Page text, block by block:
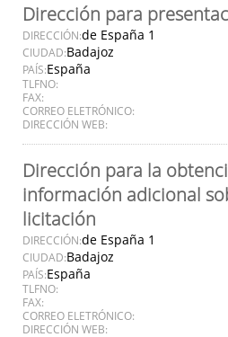
Dirección para
DIRECCIÓN:de España 1
CIUDAD:Badajoz
PAÍS:España
TLFNO:
FAX:
CORREO ELETRÓNICO:
DIRECCIÓN WEB:
Dirección para la
información adicional
licitación
DIRECCIÓN:de España 1
CIUDAD:Badajoz
PAÍS:España
TLFNO:
FAX:
CORREO ELETRÓNICO:
DIRECCIÓN WEB: